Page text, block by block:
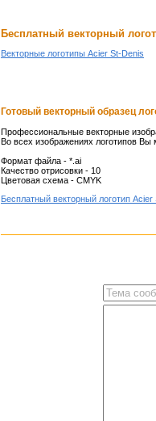
Бесплатный векторный
Векторные логотипы Acier St-Denis
Готовый векторный образец
Профессиональные векторные
Во всех изображениях логотипов Вы
Формат файла - *.ai
Качество отрисовки - 10
Цветовая схема - CMYK
Бесплатный векторный логотип Acier